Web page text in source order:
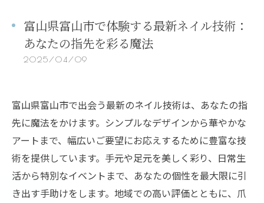
富山県富山市で体験する最新ネイル技術：
あなたの指先を彩る魔法
2025/04/09
富山県富山市で出会う最新のネイル技術は、あなたの指
先に魔法をかけます。シンプルなデザインから華やかな
アートまで、幅広いご要望にお応えするために豊富な技
術を提供しています。手元や足元を美しく彩り、日常生
活から特別なイベントまで、あなたの個性を最大限に引
き出す手助けをします。地域での高い評価とともに、爪